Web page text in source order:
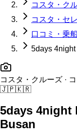
コスタ・ク
コスタ・セ
口コミ・乗
5days
コスタ・クルーズ ·
🇯🇵🇰🇷
5days 4night
Busan